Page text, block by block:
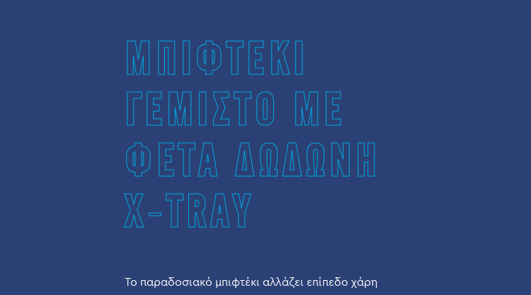
ΜΠΙΦΤΕΚΙ
ΓΕΜΙΣΤΟ ΜΕ
ΦΕΤΑ ΔΩΔΩΝΗ
X-TRAY
Το παραδοσιακό μπιφτέκι αλλάζει επίπεδο χάρη